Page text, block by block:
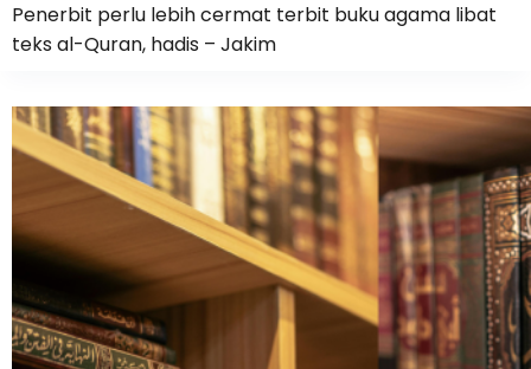
Penerbit perlu lebih cermat terbit buku agama libat
teks al-Quran, hadis – Jakim